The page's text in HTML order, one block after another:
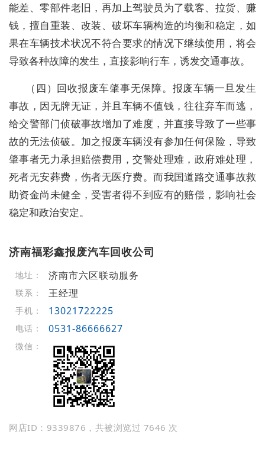
能差、零部件老旧，再加上驾驶员为了载客、拉货、赚
钱，擅自重装、改装、破坏车辆构造的均衡和稳定，如
果在车辆技术状况不符合要求的情况下继续使用，将会
导致各种故障的发生，直接影响行车，诱发交通事故。
（四）回收报废车肇事无保障。报废车辆一旦发生
事故，因无牌无证，并且车辆不值钱，往往弃车而逃，
给交警部门侦破事故增加了难度，并直接导致了一些事
故的无法侦破。加之报废车辆没有参加任何保险，导致
肇事者无力承担赔偿费用，交警处理难，政府难处理，
死者无安葬费，伤者无医疗费。而我国道路交通事故救
助资金尚未健全，受害者得不到应有的赔偿，影响社会
稳定和政治安定。
济南福彩鑫报废汽车回收公司
地址： 济南市六区联动服务
联系： 王经理
手机： 13021722225
电话： 0531-86666627
微信：
网店ID：9339876，共被浏览过 7646 次